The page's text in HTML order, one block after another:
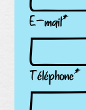
E-mail*
Téléphone*